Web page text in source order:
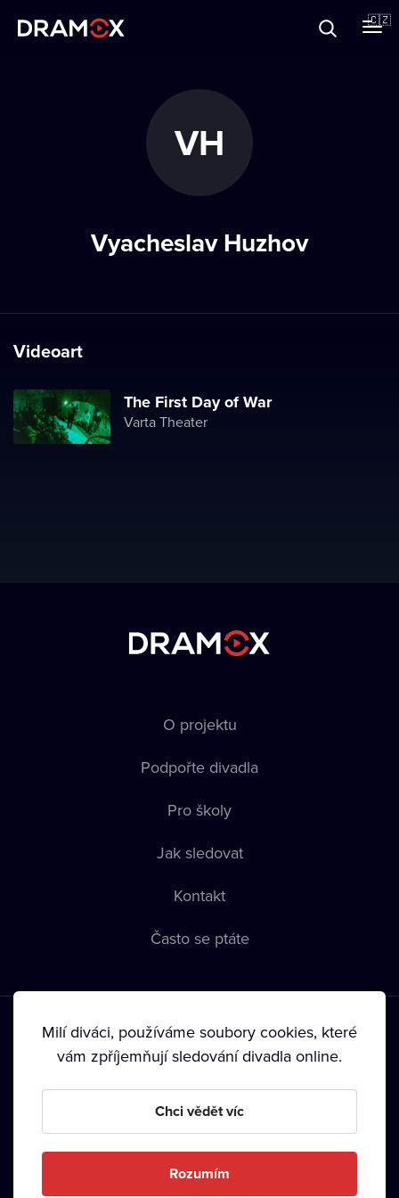
🇨🇿
VH
Vyacheslav Huzhov
Videoart
The First Day of War
Varta Theater
O projektu
Podpořte divadla
Pro školy
Jak sledovat
Kontakt
Často se ptáte
Podmínky používání • Ochrana soukromí • Zásady používání
• Autorská práva•
Milí diváci, používáme soubory cookies, které
vám zpříjemňují sledování divadla online.
Chci vědět víc
Rozumím